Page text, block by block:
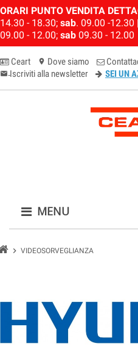
ORARI PUNTO VENDITA
14.30 - 18.30; sab. 09.00 -12.30 |
09.00 - 12.00; sab 09.30 - 12.00
Ceart location_on Dove siamo
email-newsletter
Iscriviti alla newsletter SEI UN
MENU
chevron_right VIDEOSORVEGLIANZA